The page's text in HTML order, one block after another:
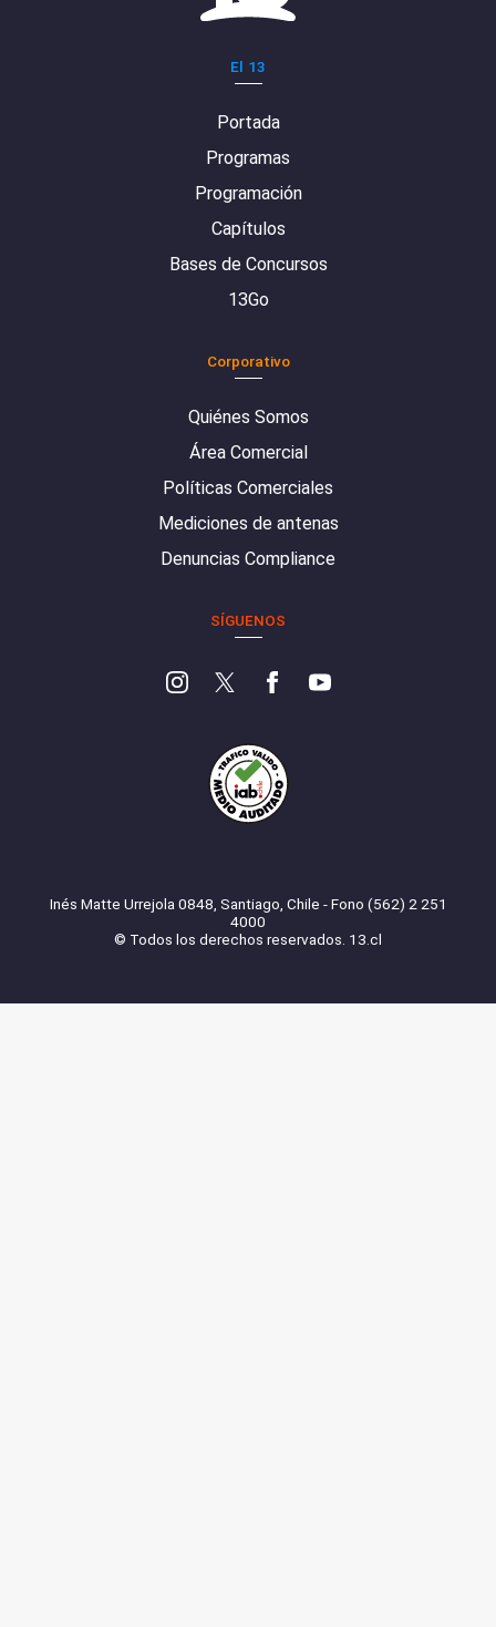
El 13
Portada
Programas
Programación
Capítulos
Bases de Concursos
13Go
Corporativo
Quiénes Somos
Área Comercial
Políticas Comerciales
Mediciones de antenas
Denuncias Compliance
SÍGUENOS
Inés Matte Urrejola 0848, Santiago, Chile - Fono (562) 2 251
4000
© Todos los derechos reservados. 13.cl